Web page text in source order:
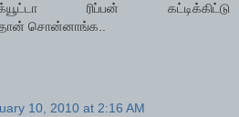
ரிப்பன் கட்டிக்கிட்டு
சொன்னாங்க..
10, 2010 at 2:16 AM